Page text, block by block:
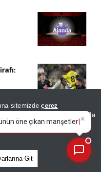
sitemizdeçerez
KVKK ve GDPR kapsamında
Aydınlatma Metnimizi
Git
×
öne çıkan manşetleri
neler?|